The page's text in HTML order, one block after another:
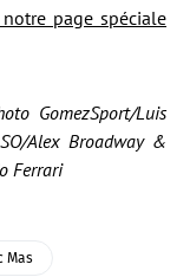
page spéciale
GomezSport/Luis
Alex Broadway &
Ferrari
Mas